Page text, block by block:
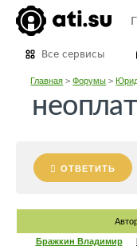
Все сервисы
Главная >Форумы >
ОТВЕТИТЬ
Бражкин Владимир